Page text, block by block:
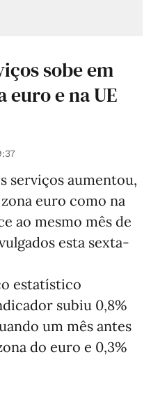
sobe em
euro e na UE
serviços aumentou,
euro como na
ao mesmo mês de
esta sexta-
estatístico
subiu 0,8%
um mês antes
do euro e 0,3%